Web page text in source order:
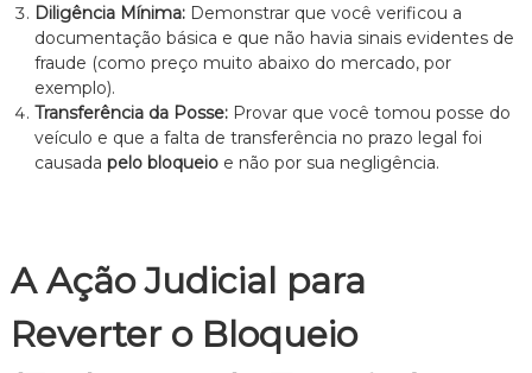
Diligência Mínima:Demonstrar que você verificou a
documentação básica e que não havia sinais evidentes de
fraude (como preço muito abaixo do mercado, por
exemplo).
Transferência da Posse:Provar que você tomou posse do
veículo e que a falta de transferência no prazo legal foi
causada pelo bloqueioe não por sua negligência.
A Ação Judicial para
Reverter o Bloqueio